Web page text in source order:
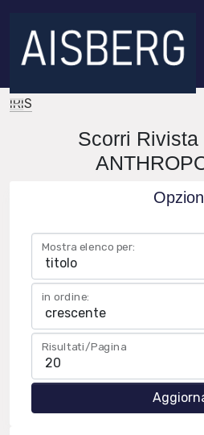
IRIS
Scorri
Mostra elenco per:
in ordine:
Risultati/Pagina